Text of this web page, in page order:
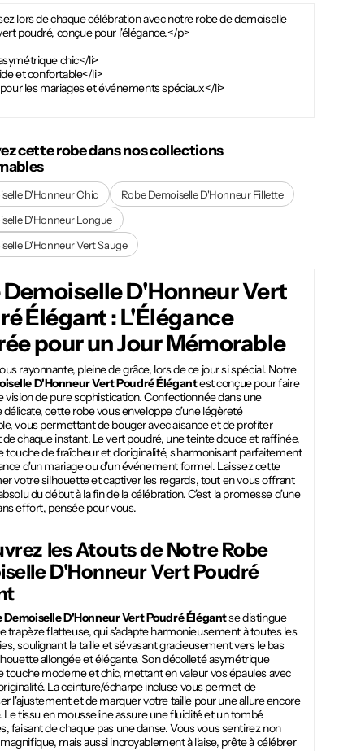
lors de chaque célébration avec notre robe de demoiselle
poudré, conçue pour l'élégance.</p>
chic</li>
et confortable</li>
les mariages et événements spéciaux</li>
cette robe dans nos collections
D'Honneur Chic
Robe Demoiselle D'Honneur Fillette
D'Honneur Longue
D'Honneur Vert Sauge
Demoiselle D'Honneur Vert
Élégant : L'Élégance
pour un Jour Mémorable
rayonnante, pleine de grâce, lors de ce jour si spécial. Notre
D'Honneur Vert Poudré Élégantest conçue pour faire
vision de pure sophistication. Confectionnée dans une
cette robe vous enveloppe d'une légèreté
vous permettant de bouger avec aisance et de profiter
chaque instant. Le vert poudré, une teinte douce et raffinée,
touche de fraîcheur et d'originalité, s'harmonisant parfaitement
d'un mariage ou d'un événement formel. Laissez cette
votre silhouette et captiver les regards, tout en vous offrant
du début à la fin de la célébration. C'est la promesse d'une
effort, pensée pour vous.
les Atouts de Notre Robe
D'Honneur Vert Poudré
Demoiselle D'Honneur Vert Poudré Élégantse distingue
trapèze flatteuse, qui s'adapte harmonieusement à toutes les
soulignant la taille et s'évasant gracieusement vers le bas
allongée et élégante. Son décolleté asymétrique
touche moderne et chic, mettant en valeur vos épaules avec
La ceinture/écharpe incluse vous permet de
l'ajustement et de marquer votre taille pour une allure encore
Le tissu en mousseline assure une fluidité et un tombé
faisant de chaque pas une danse. Vous vous sentirez non
mais aussi incroyablement à l'aise, prête à célébrer